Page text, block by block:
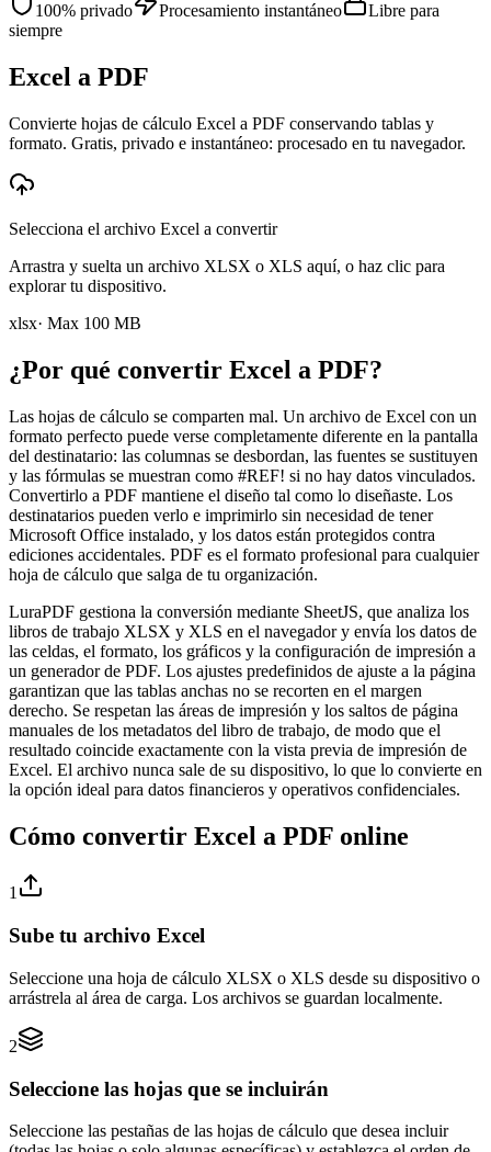
100% privado Procesamiento instantáneo
Libre para
siempre
Excel a PDF
Convierte hojas de cálculo Excel a PDF conservando tablas y
formato. Gratis, privado e instantáneo: procesado en tu navegador.
Selecciona el archivo Excel a convertir
Arrastra y suelta un archivo XLSX o XLS aquí, o haz clic para
explorar tu dispositivo.
xlsx· Max 100 MB
¿Por qué convertir Excel a PDF?
Las hojas de cálculo se comparten mal. Un archivo de Excel con un
formato perfecto puede verse completamente diferente en la pantalla
del destinatario: las columnas se desbordan, las fuentes se sustituyen
y las fórmulas se muestran como #REF! si no hay datos vinculados.
Convertirlo a PDF mantiene el diseño tal como lo diseñaste. Los
destinatarios pueden verlo e imprimirlo sin necesidad de tener
Microsoft Office instalado, y los datos están protegidos contra
ediciones accidentales. PDF es el formato profesional para cualquier
hoja de cálculo que salga de tu organización.
LuraPDF gestiona la conversión mediante SheetJS, que analiza los
libros de trabajo XLSX y XLS en el navegador y envía los datos de
las celdas, el formato, los gráficos y la configuración de impresión a
un generador de PDF. Los ajustes predefinidos de ajuste a la página
garantizan que las tablas anchas no se recorten en el margen
derecho. Se respetan las áreas de impresión y los saltos de página
manuales de los metadatos del libro de trabajo, de modo que el
resultado coincide exactamente con la vista previa de impresión de
Excel. El archivo nunca sale de su dispositivo, lo que lo convierte en
la opción ideal para datos financieros y operativos confidenciales.
Cómo convertir Excel a PDF online
1
Sube tu archivo Excel
Seleccione una hoja de cálculo XLSX o XLS desde su dispositivo o
arrástrela al área de carga. Los archivos se guardan localmente.
2
Seleccione las hojas que se incluirán
Seleccione las pestañas de las hojas de cálculo que desea incluir